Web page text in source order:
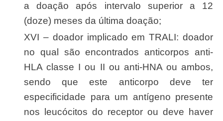
a doação após intervalo superior a 12
(doze) meses da última doação;
XVI – doador implicado em TRALI: doador
no qual são encontrados anticorpos anti-
HLA classe I ou II ou anti-HNA ou ambos,
sendo que este anticorpo deve ter
especificidade para um antígeno presente
nos leucócitos do receptor ou deve haver